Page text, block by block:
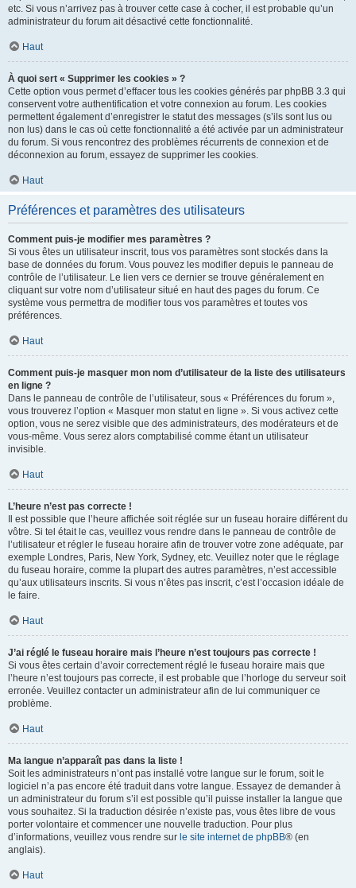
etc. Si vous n’arrivez pas à trouver cette case à cocher, il est probable qu’un
administrateur du forum ait désactivé cette fonctionnalité.
Haut
À quoi sert « Supprimer les cookies » ?
Cette option vous permet d’effacer tous les cookies générés par phpBB 3.3 qui
conservent votre authentification et votre connexion au forum. Les cookies
permettent également d’enregistrer le statut des messages (s’ils sont lus ou
non lus) dans le cas où cette fonctionnalité a été activée par un administrateur
du forum. Si vous rencontrez des problèmes récurrents de connexion et de
déconnexion au forum, essayez de supprimer les cookies.
Haut
Préférences et paramètres des utilisateurs
Comment puis-je modifier mes paramètres ?
Si vous êtes un utilisateur inscrit, tous vos paramètres sont stockés dans la
base de données du forum. Vous pouvez les modifier depuis le panneau de
contrôle de l’utilisateur. Le lien vers ce dernier se trouve généralement en
cliquant sur votre nom d’utilisateur situé en haut des pages du forum. Ce
système vous permettra de modifier tous vos paramètres et toutes vos
préférences.
Haut
Comment puis-je masquer mon nom d’utilisateur de la liste des utilisateurs
en ligne ?
Dans le panneau de contrôle de l’utilisateur, sous « Préférences du forum »,
vous trouverez l’option « Masquer mon statut en ligne ». Si vous activez cette
option, vous ne serez visible que des administrateurs, des modérateurs et de
vous-même. Vous serez alors comptabilisé comme étant un utilisateur
invisible.
Haut
L’heure n’est pas correcte !
Il est possible que l’heure affichée soit réglée sur un fuseau horaire différent du
vôtre. Si tel était le cas, veuillez vous rendre dans le panneau de contrôle de
l’utilisateur et régler le fuseau horaire afin de trouver votre zone adéquate, par
exemple Londres, Paris, New York, Sydney, etc. Veuillez noter que le réglage
du fuseau horaire, comme la plupart des autres paramètres, n’est accessible
qu’aux utilisateurs inscrits. Si vous n’êtes pas inscrit, c’est l’occasion idéale de
le faire.
Haut
J’ai réglé le fuseau horaire mais l’heure n’est toujours pas correcte !
Si vous êtes certain d’avoir correctement réglé le fuseau horaire mais que
l’heure n’est toujours pas correcte, il est probable que l’horloge du serveur soit
erronée. Veuillez contacter un administrateur afin de lui communiquer ce
problème.
Haut
Ma langue n’apparaît pas dans la liste !
Soit les administrateurs n’ont pas installé votre langue sur le forum, soit le
logiciel n’a pas encore été traduit dans votre langue. Essayez de demander à
un administrateur du forum s’il est possible qu’il puisse installer la langue que
vous souhaitez. Si la traduction désirée n’existe pas, vous êtes libre de vous
porter volontaire et commencer une nouvelle traduction. Pour plus
d’informations, veuillez vous rendre sur le site internet de phpBB® (en
anglais).
Haut